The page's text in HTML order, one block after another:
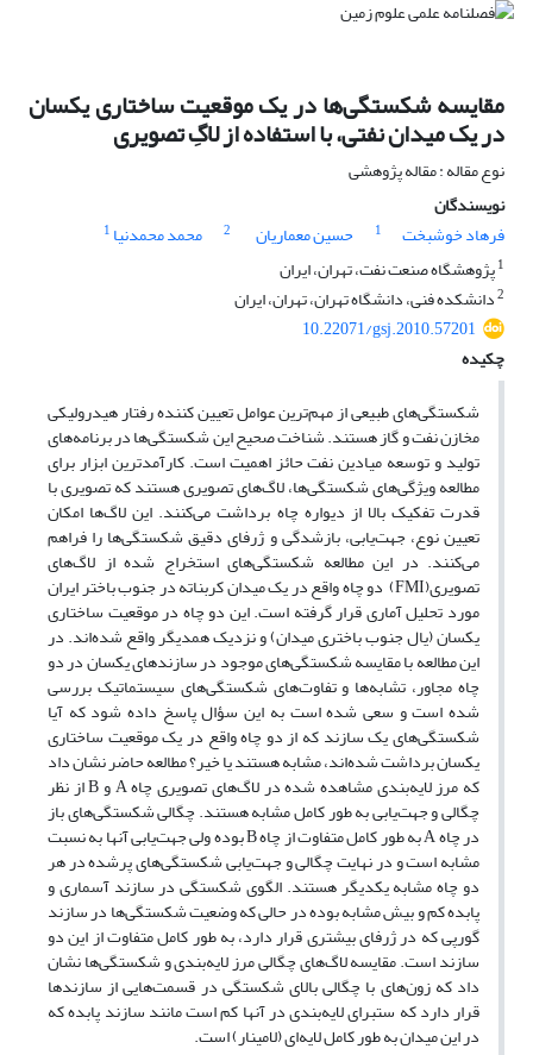
مقایسه شکستگی‌ها در یک موقعیت ساختاری یکسان
در یک میدان نفتی، با استفاده از لاگِ تصویری
نوع مقاله : مقاله پژوهشی
نویسندگان
فرهاد خوشبخت
1 حسین معماریان 2 محمد محمدنیا 1
1پژوهشگاه صنعت نفت، تهران، ایران
2دانشکده فنی، دانشگاه تهران، تهران، ایران
10.22071/gsj.2010.57201
چکیده
شکستگی‌های طبیعی از مهم‌ترین عوامل تعیین کننده رفتار هیدرولیکی
مخازن نفت و گاز هستند. شناخت صحیح این شکستگی‌ها در برنامه‌های
تولید و توسعه میادین نفت حائز اهمیت است. کارآمدترین ابزار برای
مطالعه ویژگی‌های شکستگی‌ها، لاگ‌های تصویری هستند که تصویری با
قدرت تفکیک بالا از دیواره چاه برداشت می‌کنند. این لاگ‌ها امکان
تعیین نوع، جهت‌یابی، بازشدگی و ژرفای دقیق شکستگی‌ها را فراهم
می‌کنند. در این مطالعه شکستگی‌های استخراج شده از لاگ‌های
تصویری(FMI) دو چاه واقع در یک میدان کربناته در جنوب باختر ایران
مورد تحلیل آماری قرار گرفته است. این دو چاه در موقعیت ساختاری
یکسان (یال جنوب باختری میدان) و نزدیک همدیگر واقع شده‌اند. در
این مطالعه با مقایسه شکستگی‌های موجود در سازندهای یکسان در دو
چاه مجاور، تشابه‌ها و تفاوت‌های شکستگی‌های سیستماتیک بررسی
شده است و سعی شده است به این سؤال پاسخ داده شود که آیا
شکستگی‌های یک سازند که از دو چاه واقع در یک موقعیت ساختاری
یکسان برداشت شده‌اند، مشابه هستند یا خیر؟ مطالعه حاضر نشان داد
که مرز لایه‌بندی مشاهده شده در لاگ‌های تصویری چاه A و B از نظر
چگالی و جهت‌یابی به طور کامل مشابه هستند. چگالی شکستگی‌های باز
در چاه A به طور کامل متفاوت از چاه B بوده ولی جهت‌یابی آنها به نسبت
مشابه است و در نهایت چگالی و جهت‌یابی شکستگی‌های پرشده در هر
دو چاه مشابه یکدیگر هستند. الگوی شکستگی در سازند آسماری و
پابده کم و بیش مشابه بوده در حالی‌ که وضعیت شکستگی‌ها در سازند
گورپی که در ژرفای بیشتری قرار دارد، به طور کامل متفاوت از این دو
سازند است. مقایسه لاگ‌های چگالی مرز لایه‌بندی و شکستگی‌ها نشان
داد که زون‌های با چگالی بالای شکستگی در قسمت‌هایی از سازندها
قرار دارد که ستبرای لایه‌بندی در آنها کم است مانند سازند پابده که
در این میدان به طور کامل لایه‌ای (لامینار) است.